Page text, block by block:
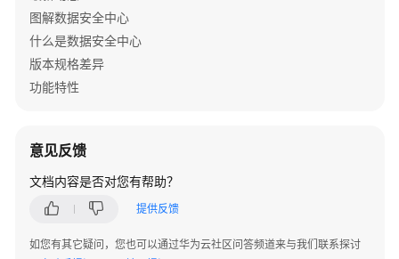
快
速
入
门
户
南
通
图解数据安全中心
什么是数据安全中心
版本规格差异
功能特性
意见反馈
文档内容是否对您有帮助？
提供反馈
如您有其它疑问，您也可以通过华为云社区问答频道来与我们联系探讨